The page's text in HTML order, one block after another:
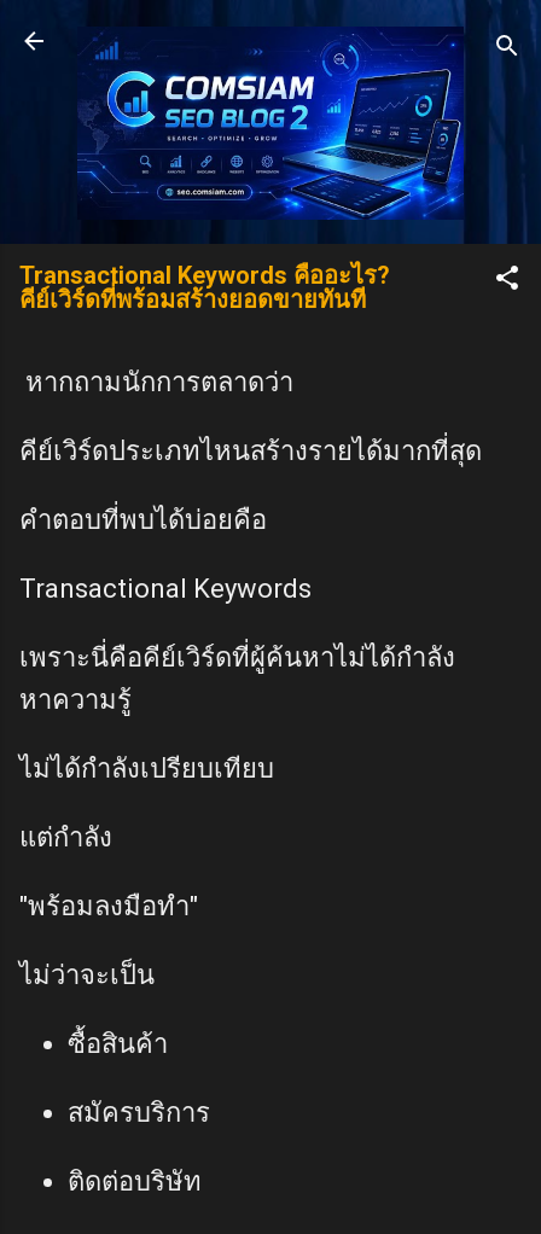
Skip to main content
Transactional Keywords คืออะไร?
คีย์เวิร์ดที่พร้อมสร้างยอดขายทันที
หากถามนักการตลาดว่า
คีย์เวิร์ดประเภทไหนสร้างรายได้มากที่สุด
คำตอบที่พบได้บ่อยคือ
Transactional Keywords
เพราะนี่คือคีย์เวิร์ดที่ผู้ค้นหาไม่ได้กำลัง
หาความรู้
ไม่ได้กำลังเปรียบเทียบ
แต่กำลัง
"พร้อมลงมือทำ"
ไม่ว่าจะเป็น
ซื้อสินค้า
สมัครบริการ
ติดต่อบริษัท